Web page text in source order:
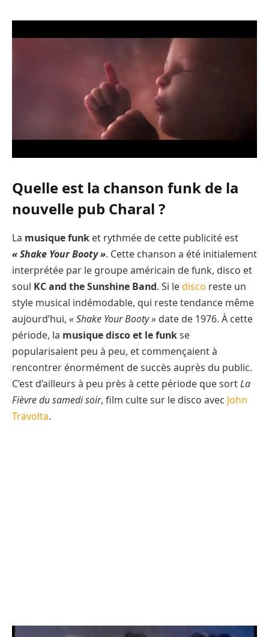
Quelle est la chanson funk de la
nouvelle pub Charal ?
La musique funk et rythmée de cette publicité est
« Shake Your Booty ». Cette chanson a été initialement
interprétée par le groupe américain de funk, disco et
soul KC and the Sunshine Band. Si ledisco reste un
style musical indémodable, qui reste tendance même
aujourd’hui, « Shake Your Booty » date de 1976. À cette
période, la musique disco et le funkse
popularisaient peu à peu, et commençaient à
rencontrer énormément de succès auprès du public.
C’est d’ailleurs à peu près à cette période que sortLa
Fièvre du samedi soir, film culte sur le disco avec John
Travolta.